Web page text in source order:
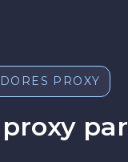
PROXY